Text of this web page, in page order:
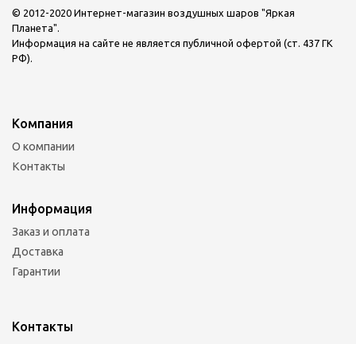
© 2012-2020 Интернет-магазин воздушных шаров "Яркая
Планета".
Информация на сайте не является публичной офертой (ст. 437 ГК
РФ).
Компания
О компании
Контакты
Информация
Заказ и оплата
Доставка
Гарантии
Контакты